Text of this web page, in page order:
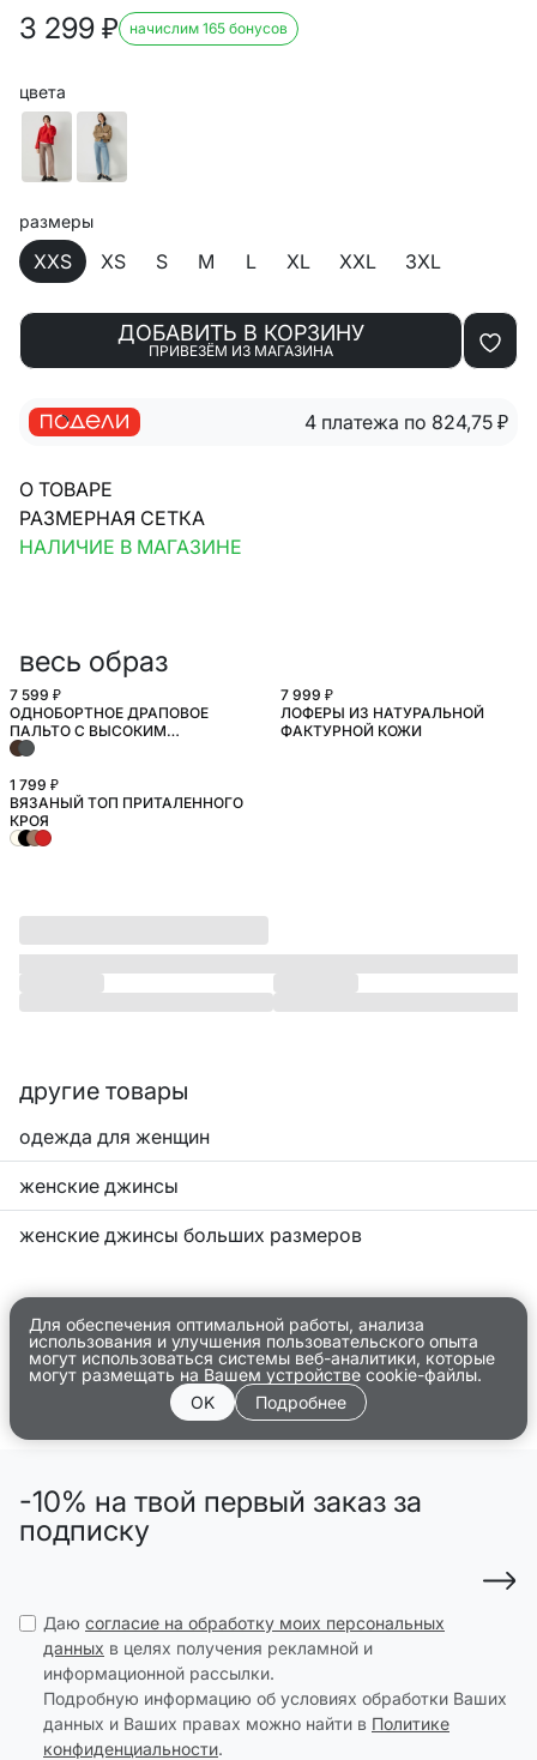
3 299 ₽ начислим 165 бонусов
цвета
размеры
XXS XS S M L XL XXL 3XL
ДОБАВИТЬ В КОРЗИНУ
ПРИВЕЗЁМ ИЗ МАГАЗИНА
4 платежа по 824,75 ₽
О ТОВАРЕ
РАЗМЕРНАЯ СЕТКА
НАЛИЧИЕ В МАГАЗИНЕ
весь образ
БОЛЬШИЕ РАЗМЕРЫ
7 599 ₽
ОДНОБОРТНОЕ ДРАПОВОЕ
ПАЛЬТО С ВЫСОКИМ
СОДЕРЖАНИЕМ ШЕРСТИ
7 999 ₽
ЛОФЕРЫ ИЗ НАТУРАЛЬНОЙ
ФАКТУРНОЙ КОЖИ
1 799 ₽
ВЯЗАНЫЙ ТОП ПРИТАЛЕННОГО
КРОЯ
другие товары
одежда для женщин
женские джинсы
женские джинсы больших размеров
Для обеспечения оптимальной работы, анализа
использования и улучшения пользовательского опыта
могут использоваться системы веб-аналитики, которые
могут размещать на Вашем устройстве cookie-файлы.
OK
Подробнее
-10% на твой первый заказ за
подписку
Даю согласие на обработку моих персональных
данных в целях получения рекламной и
информационной рассылки.
Подробную информацию об условиях обработки Ваших
данных и Ваших правах можно найти в Политике
конфиденциальности.